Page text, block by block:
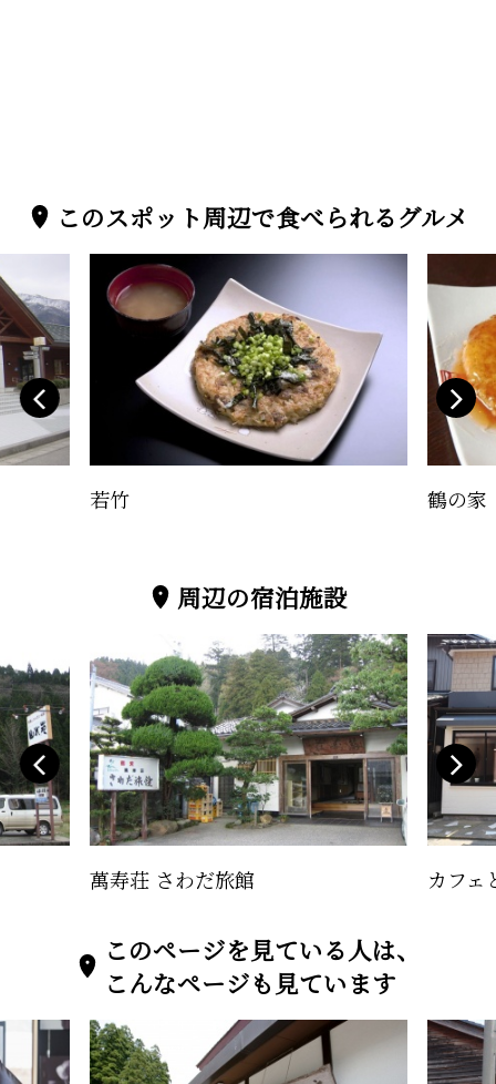
このスポット周辺で食べられるグルメ
若竹 鶴の家
周辺の宿泊施設
萬寿荘 さわだ旅館 カフ
このページを見ている人は、
こんなページも見ています